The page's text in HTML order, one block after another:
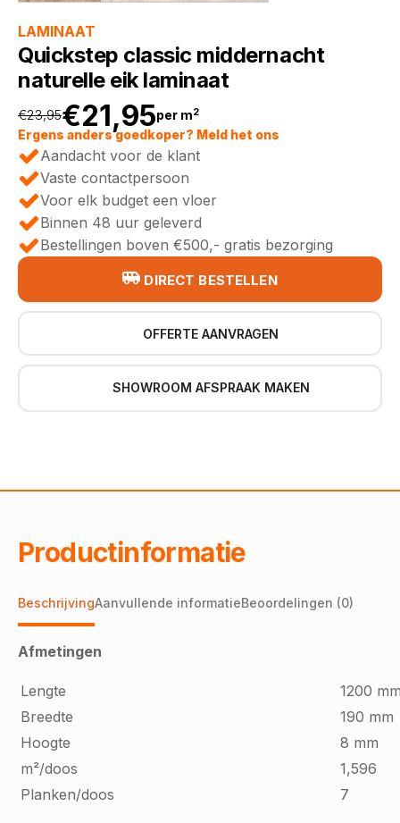
LAMINAAT
Quickstep classic middernacht
naturelle eik laminaat
€23,95
Oorspronkelijke
prijs
was:
€23,95.
€21,95
Huidige
prijs
is:
€21,95.
per m2
Ergens anders goedkoper? Meld het ons
Aandacht voor de klant
Vaste contactpersoon
Voor elk budget een vloer
Binnen 48 uur geleverd
Bestellingen boven €500,- gratis bezorging
DIRECT BESTELLEN
OFFERTE AANVRAGEN
SHOWROOM AFSPRAAK MAKEN
Productinformatie
BeschrijvingAanvullende informatieBeoordelingen (0)
Afmetingen
Lengte
1200
Breedte
190 mm
Hoogte
8 mm
m²/doos
1,596
Planken/doos
7